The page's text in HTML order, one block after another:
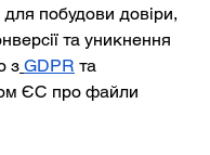
для побудови довіри,
та уникнення
з GDPR та
ЄС про файли